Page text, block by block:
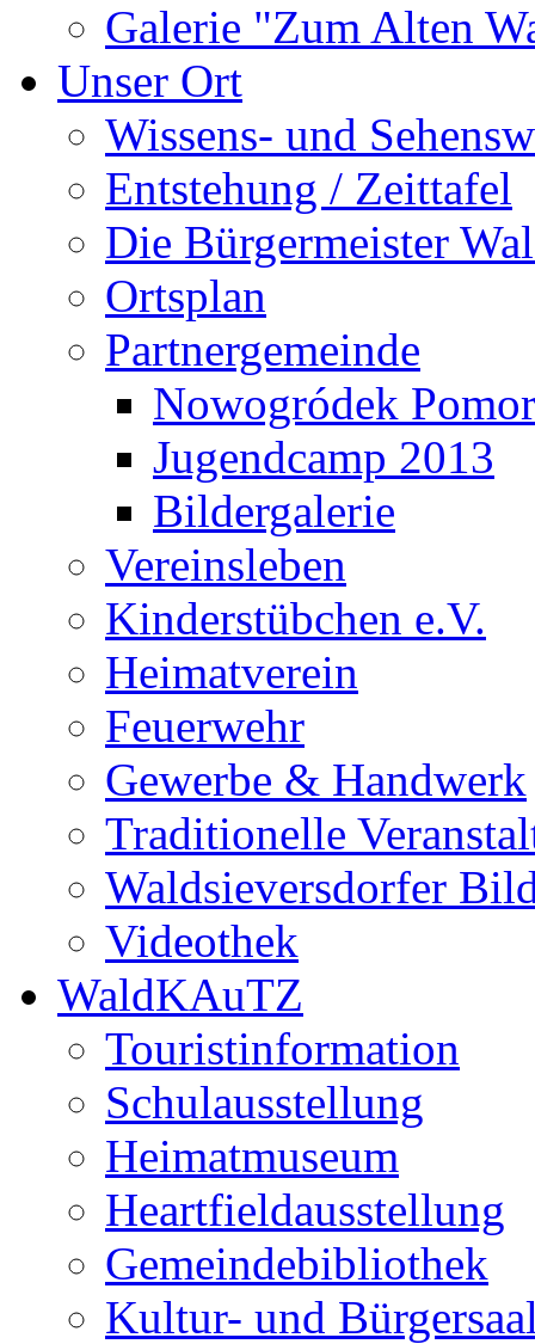
Galerie "Zum Alten
Unser Ort
Wissens- und
Entstehung / Zeittafel
Die Bürgermeister
Ortsplan
Partnergemeinde
Nowogródek
Jugendcamp 2013
Bildergalerie
Vereinsleben
Kinderstübchen e.V.
Heimatverein
Feuerwehr
Gewerbe & Handwerk
Traditionelle
Waldsieversdorfer
Videothek
WaldKAuTZ
Touristinformation
Schulausstellung
Heimatmuseum
Heartfieldausstellung
Gemeindebibliothek
Kultur- und